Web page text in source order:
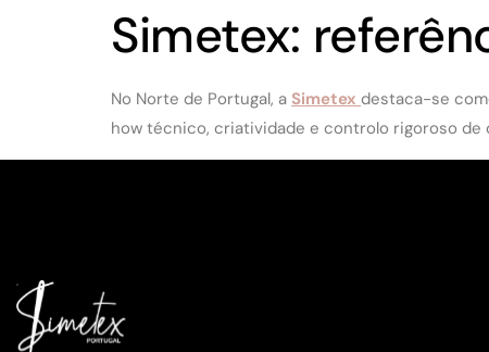
Simetex:
No Norte de Portugal, a Simetex destaca-se
how técnico, criatividade e controlo rigoroso de